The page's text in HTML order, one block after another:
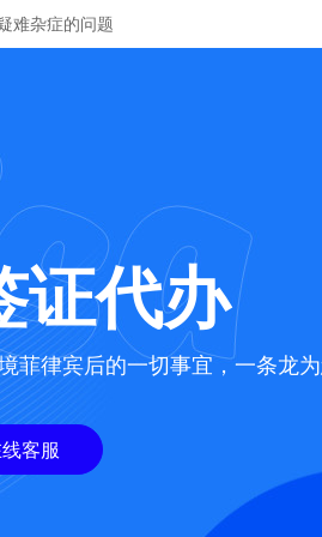
难杂症的问题
证代办
菲律宾后的一切事宜，一条龙
客服